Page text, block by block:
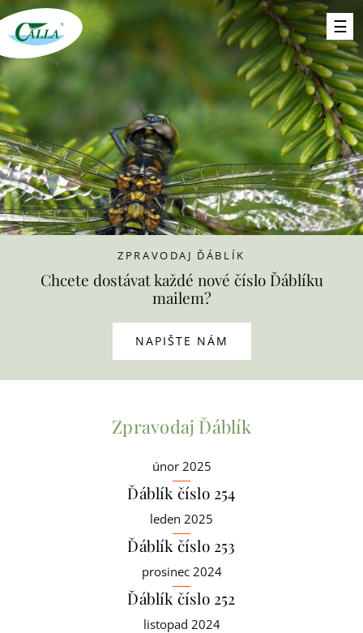
ZPRAVODAJ ĎÁBLÍK
Chcete dostávat každé nové číslo Ďáblíku
mailem?
NAPIŠTE NÁM
Zpravodaj Ďáblík
únor 2025
Ďáblík číslo 254
leden 2025
Ďáblík číslo 253
prosinec 2024
Ďáblík číslo 252
listopad 2024